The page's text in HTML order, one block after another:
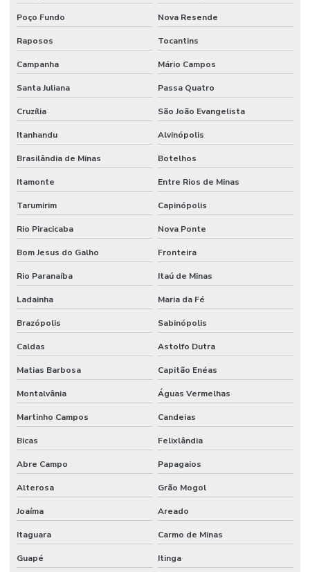
Poço Fundo Nova Resende
Raposos Tocantins
Campanha Mário Campos
Santa Juliana Passa Quatro
Cruzília São João Evangelista
Itanhandu Alvinópolis
Brasilândia de Minas Botelhos
Itamonte Entre Rios de Minas
Tarumirim Capinópolis
Rio Piracicaba Nova Ponte
Bom Jesus do Galho Fronteira
Rio Paranaíba Itaú de Minas
Ladainha Maria da Fé
Brazópolis Sabinópolis
Caldas Astolfo Dutra
Matias Barbosa Capitão Enéas
Montalvânia Águas Vermelhas
Martinho Campos Candeias
Bicas Felixlândia
Abre Campo Papagaios
Alterosa Grão Mogol
Joaíma Areado
Itaguara Carmo de Minas
Guapé Itinga